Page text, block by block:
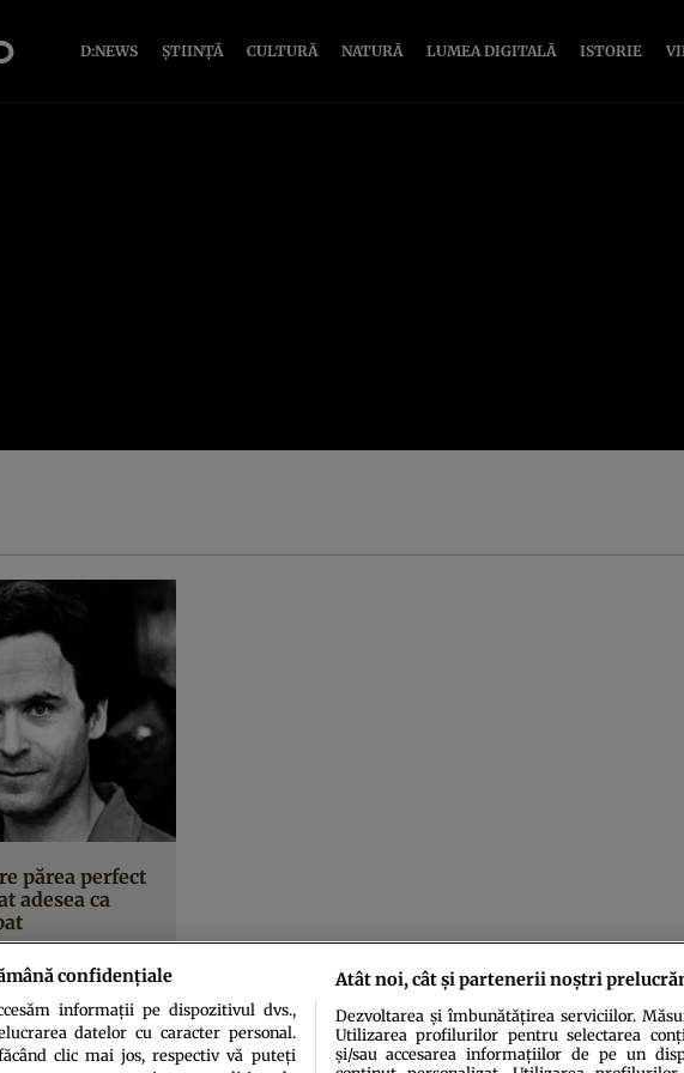
D:NEWS ȘTIINȚĂ CULTURĂ NATURĂ LUMEA DIGITALĂ ISTORIE
părea perfect
adesea ca
confidențiale
informații pe dispozitivul dvs.,
datelor cu caracter personal.
clic mai jos, respectiv vă puteți
Atât noi, cât și partenerii noștri
Dezvoltarea și îmbunătățirea serviciilor.
Utilizarea profilurilor pentru selectarea
și/sau accesarea informațiilor de pe un